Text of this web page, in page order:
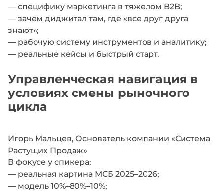
— специфику маркетинга в тяжелом B2B;
— зачем диджитал там, где «все друг друга
знают»;
— рабочую систему инструментов и аналитику;
— реальные кейсы и быстрый старт.
Управленческая навигация в
условиях смены рыночного
цикла
Игорь Мальцев, Основатель компании «Система
Растущих Продаж»
В фокусе у спикера:
— реальная картина МСБ 2025–2026;
— модель 10%–80%–10%;